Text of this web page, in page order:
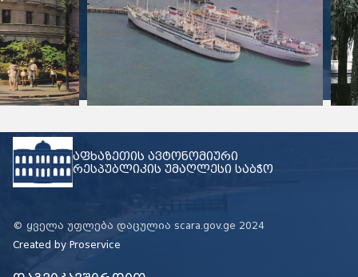
აფხაზეთის ავტონომიური
რესპუბლიკის უმაღლესი საბჭო
© ყველა უფლება დაცულია scara.gov.ge 2024
Created by Proservice